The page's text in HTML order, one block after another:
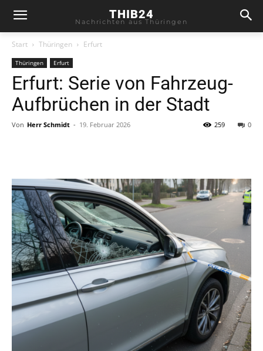
THIB24
Nachrichten aus Thüringen
Start Thüringen Erfurt
Thüringen Erfurt
Erfurt: Serie von Fahrzeug-
Aufbrüchen in der Stadt
Von Herr Schmidt - 19. Februar 2026 0
259